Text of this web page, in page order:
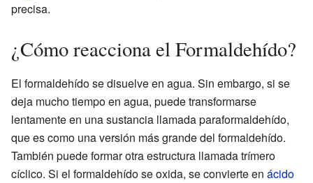
precisa.
¿Cómo reacciona el Formaldehído?
El formaldehído se disuelve en agua. Sin embargo, si se
deja mucho tiempo en agua, puede transformarse
lentamente en una sustancia llamada paraformaldehído,
que es como una versión más grande del formaldehído.
También puede formar otra estructura llamada trímero
cíclico. Si el formaldehído se oxida, se convierte en ácido